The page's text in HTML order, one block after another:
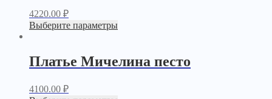
4220.00 ₽
Выберите параметры
Платье Мичелина песто
4100.00 ₽